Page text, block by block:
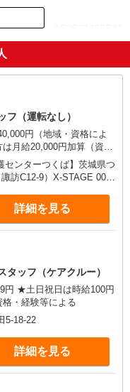
ID：AE0527655531
フ（運転なし）
円（地域・資格によ
月給20,000円加算（資格
30,000円上限／月） 別途
間15時間）残業代全額支
センターつくば】茨城県つ
訪C12-9）X-STAGE 001
15 張替ビル101号室 【在
千葉県船橋市薬円台四丁
2階 【在宅介護センタ
県市川市市川南三丁目13
県 【三郷営
田三丁目7番1号 パーク
室
詳細を見る
ッフ（ケアクルー）
円
・経験等による
5-18-22
詳細を見る